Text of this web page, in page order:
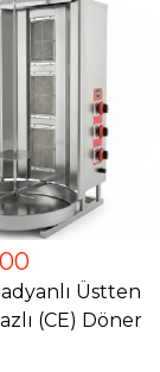
Üstten
(CE) Döner